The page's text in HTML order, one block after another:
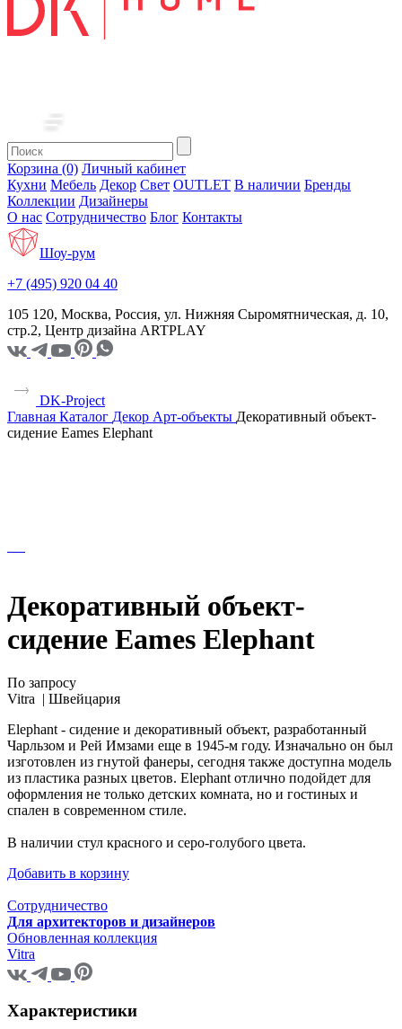
Корзина (0) Личный кабинет
Кухни Мебель Декор Свет OUTLET В наличии Бренды
Коллекции Дизайнеры
О нас Сотрудничество Блог Контакты
Шоу-рум
+7 (495) 920 04 40
105 120, Москва, Россия, ул. Нижняя Сыромятническая, д. 10,
стр.2, Центр дизайна ARTPLAY
DK-Project
Главная Каталог Декор Арт-объекты Декоративный объект-
сидение Eames Elephant
Декоративный объект-
сидение Eames Elephant
По запросу
Vitra | Швейцария
Elephant - сидение и декоративный объект, разработанный
Чарльзом и Рей Имзами еще в 1945-м году. Изначально он был
изготовлен из гнутой фанеры, сегодня также доступна модель
из пластика разных цветов. Elephant отлично подойдет для
оформления не только детских комната, но и гостиных и
спален в современном стиле.
В наличии стул красного и серо-голубого цвета.
Добавить в корзину
Сотрудничество
Для архитекторов и дизайнеров
Обновленная коллекция
Vitra
Характеристики